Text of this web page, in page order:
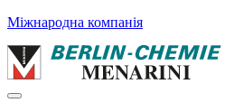
Міжнародна компанія